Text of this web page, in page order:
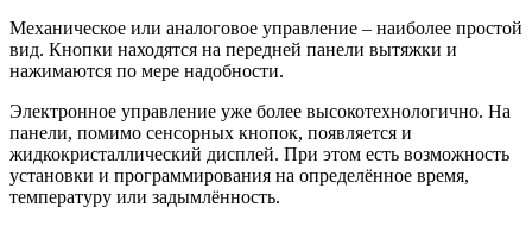
Механическое или аналоговое управление – наиболее простой
вид. Кнопки находятся на передней панели вытяжки и
нажимаются по мере надобности.
Электронное управление уже более высокотехнологично. На
панели, помимо сенсорных кнопок, появляется и
жидкокристаллический дисплей. При этом есть возможность
установки и программирования на определённое время,
температуру или задымлённость.